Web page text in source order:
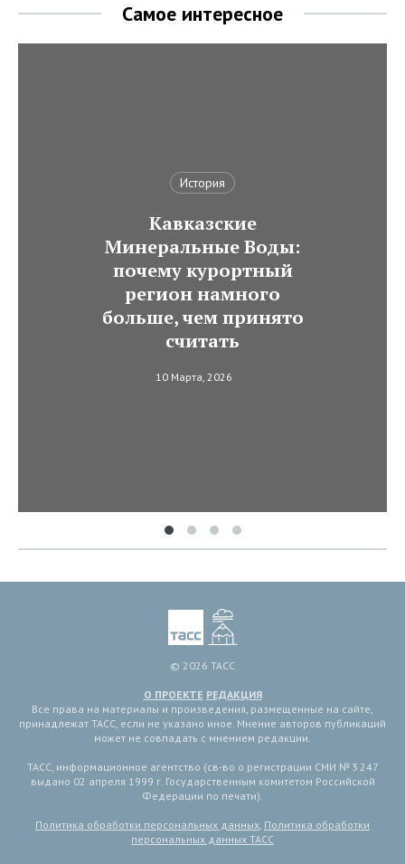
Самое интересное
История
Кавказские
Минеральные Воды:
почему курортный
регион намного
больше, чем принято
считать
10 Марта, 2026
© 2026 ТАСС
О ПРОЕКТЕ РЕДАКЦИЯ
Все права на материалы и произведения, размещенные на сайте,
принадлежат ТАСС, если не указано иное. Мнение авторов публикаций
может не совпадать с мнением редакции.
ТАСС, информационное агентство (св-во о регистрации СМИ № 3 247
выдано 02 апреля 1999 г. Государственным комитетом Российской
Федерации по печати).
Политика обработки персональных данных, Политика обработки
персональных данных ТАСС